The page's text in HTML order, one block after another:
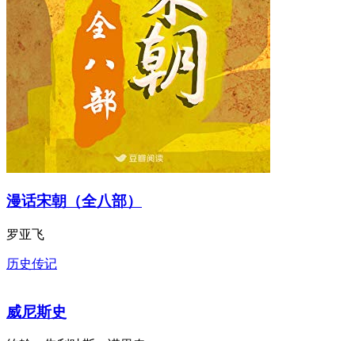
漫话宋朝（全八部）
罗亚飞
历史传记
威尼斯史